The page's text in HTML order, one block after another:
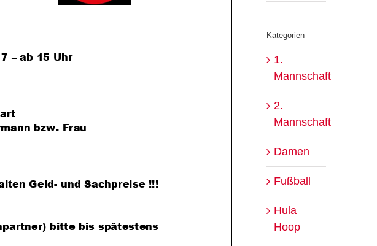
Kategorien
1.
Mannschaft
2.
Mannschaft
Damen
Fußball
Hula
Hoop